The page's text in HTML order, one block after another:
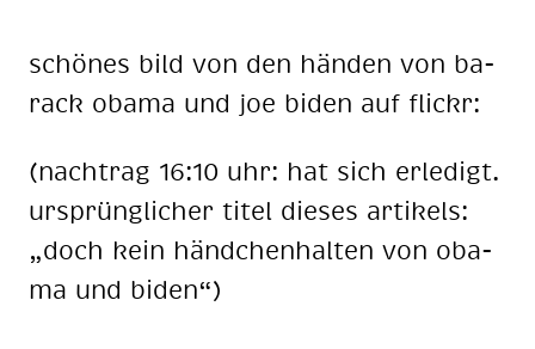
schö­nes bild von den hän­den von ba­
rack oba­ma und joe bi­den auf flickr:
(nach­trag 16:10 uhr: hat sich er­le­digt.
ur­sprüng­li­cher ti­tel die­ses ar­ti­kels:
„doch kein händ­chen­hal­ten von oba­
ma und bi­den“)